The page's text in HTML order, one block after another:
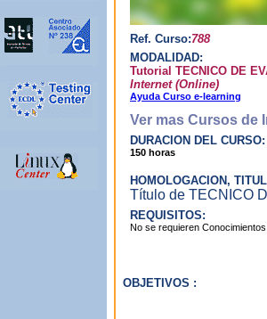
Ref. Curso:788
MODALIDAD:
Tutorial TECNICO DE
Internet (Online)
Ayuda Curso e-learning
Ver mas Cursos de
DURACION DEL CURSO:
150 horas
HOMOLOGACION,
Título de TECNICO
REQUISITOS:
No se requieren
OBJETIVOS :